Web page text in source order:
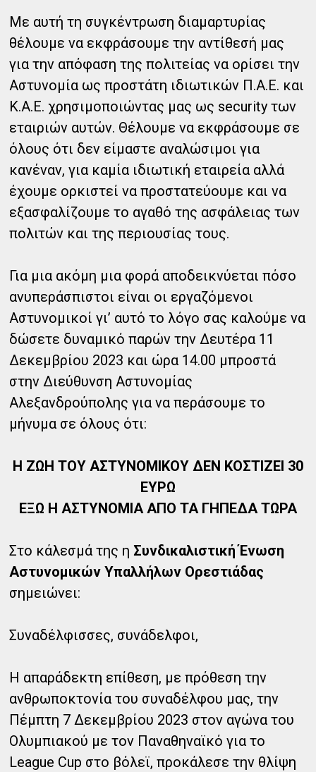
Με αυτή τη συγκέντρωση διαμαρτυρίας
θέλουμε να εκφράσουμε την αντίθεσή μας
για την απόφαση της πολιτείας να ορίσει την
Αστυνομία ως προστάτη ιδιωτικών Π.Α.Ε. και
Κ.Α.Ε. χρησιμοποιώντας μας ως security των
εταιριών αυτών. Θέλουμε να εκφράσουμε σε
όλους ότι δεν είμαστε αναλώσιμοι για
κανέναν, για καμία ιδιωτική εταιρεία αλλά
έχουμε ορκιστεί να προστατεύουμε και να
εξασφαλίζουμε το αγαθό της ασφάλειας των
πολιτών και της περιουσίας τους.
Για μια ακόμη μια φορά αποδεικνύεται πόσο
ανυπεράσπιστοι είναι οι εργαζόμενοι
Αστυνομικοί γι’ αυτό το λόγο σας καλούμε να
δώσετε δυναμικό παρών την Δευτέρα 11
Δεκεμβρίου 2023 και ώρα 14.00 μπροστά
στην Διεύθυνση Αστυνομίας
Αλεξανδρούπολης για να περάσουμε το
μήνυμα σε όλους ότι:
Η ΖΩΗ ΤΟΥ ΑΣΤΥΝΟΜΙΚΟΥ ΔΕΝ ΚΟΣΤΙΖΕΙ 30
ΕΥΡΩ
ΕΞΩ Η ΑΣΤΥΝΟΜΙΑ ΑΠΟ ΤΑ ΓΗΠΕΔΑ ΤΩΡΑ
Στο κάλεσμά της ηΣυνδικαλιστική Ένωση
Αστυνομικών Υπαλλήλων Ορεστιάδας
σημειώνει:
Συναδέλφισσες, συνάδελφοι,
Η απαράδεκτη επίθεση, με πρόθεση την
ανθρωποκτονία του συναδέλφου μας, την
Πέμπτη 7 Δεκεμβρίου 2023 στον αγώνα του
Ολυμπιακού με τον Παναθηναϊκό για το
League Cup στο βόλεϊ, προκάλεσε την θλίψη